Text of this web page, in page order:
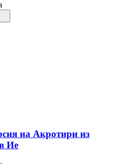
на Акротири из
Ие